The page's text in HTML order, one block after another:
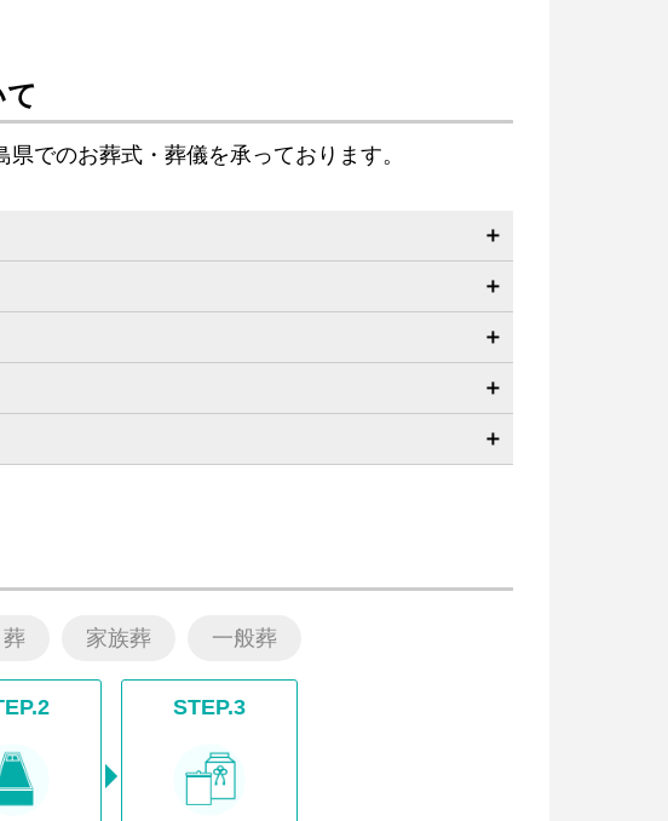
でのお葬式・葬儀を承っております。
家族葬 一般葬
STEP.3